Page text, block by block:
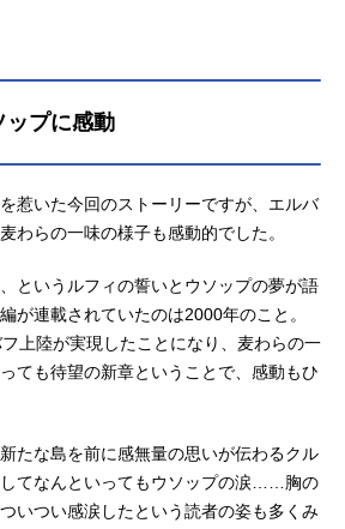
ップに感動
惹いた今回のストーリーですが、エルバ
わらの一味の様子も感動的でした。
というルフィの誓いとウソップの夢が語
が連載されていたのは2000年のこと。
上陸が実現したことになり、麦わらの一
ても待望の新章ということで、感動もひ
たな島を前に感無量の思いが伝わるクル
てなんといってもウソップの涙……胸の
いつい感涙したという読者の姿も多くみ